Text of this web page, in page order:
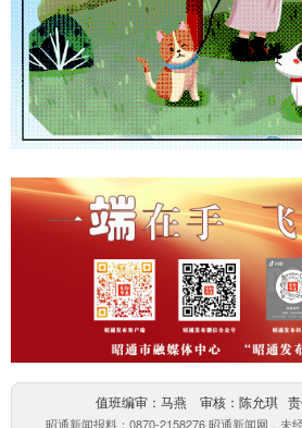
值班编审：马燕 审核：陈允琪 责
昭通新闻报料：0870-2158276 昭通新闻网，未